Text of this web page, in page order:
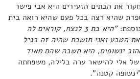
את הבתים הזעירים היא אבי פישר
מספרת שהיא רצה בכל פעם שהיא רואה בית
"היא בת 3 לנצח, קוראים לה
הטבע ואני חושבת שהיה זה בגיל
ינשופים, היא חשבה שהם מאוד
אלי להישאר ערה בלילה, משפחתה
קטנה".